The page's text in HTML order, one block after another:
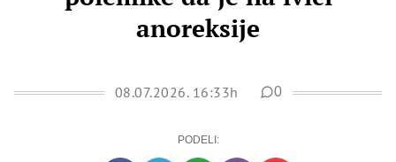
anoreksije
08.07.2026. 16:33h 0
PODELI: